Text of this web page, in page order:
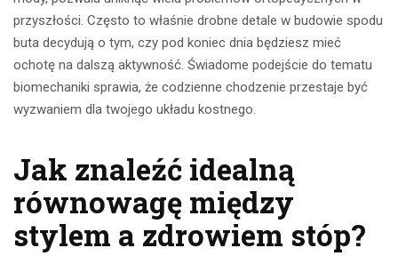
przyszłości. Często to właśnie drobne detale w budowie spodu
buta decydują o tym, czy pod koniec dnia będziesz mieć
ochotę na dalszą aktywność. Świadome podejście do tematu
biomechaniki sprawia, że codzienne chodzenie przestaje być
wyzwaniem dla twojego układu kostnego.
Jak znaleźć idealną
równowagę między
stylem a zdrowiem stóp?